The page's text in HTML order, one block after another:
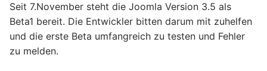
Seit 7.November steht die Joomla Version 3.5 als
Beta1 bereit. Die Entwickler bitten darum mit zuhelfen
und die erste Beta umfangreich zu testen und Fehler
zu melden.